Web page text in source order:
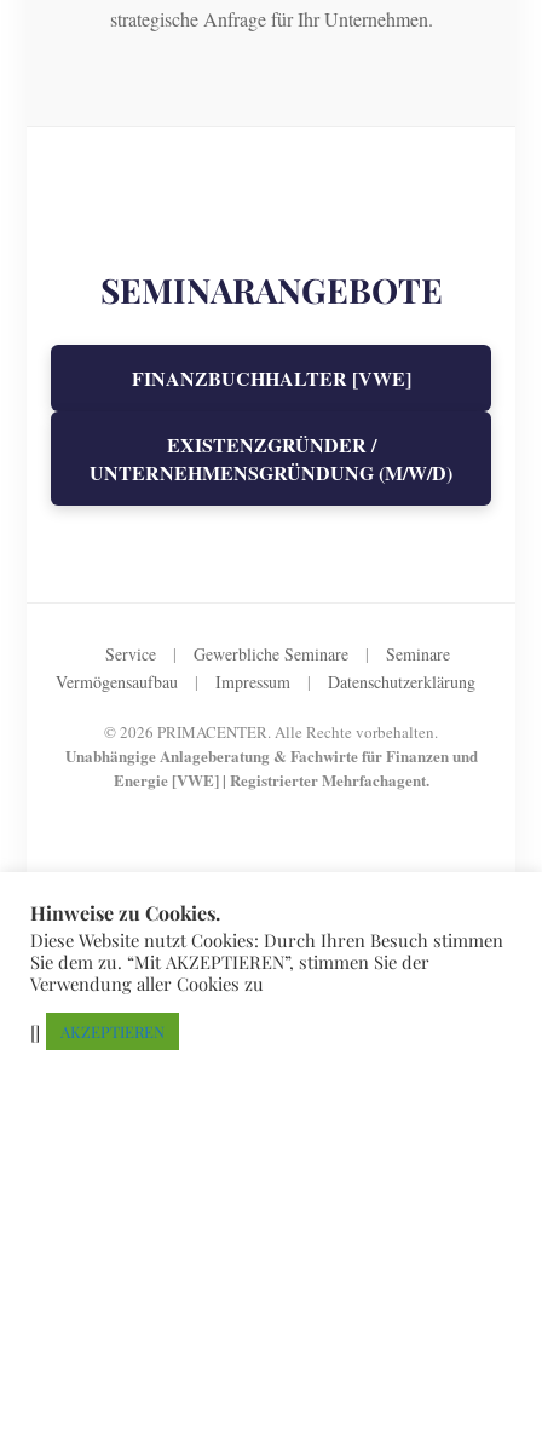
strategische Anfrage für Ihr Unternehmen.
SEMINARANGEBOTE
FINANZBUCHHALTER [VWE]
EXISTENZGRÜNDER /
UNTERNEHMENSGRÜNDUNG (M/W/D)
Service | Gewerbliche Seminare |
Seminare
Vermögensaufbau
| Impressum | Datenschutzerklärung
© 2026 PRIMACENTER. Alle Rechte vorbehalten.
Unabhängige Anlageberatung & Fachwirte für Finanzen und
Energie [VWE] | Registrierter Mehrfachagent.
Hinweise zu Cookies.
Diese Website nutzt Cookies: Durch Ihren Besuch stimmen
Sie dem zu. “Mit AKZEPTIEREN”, stimmen Sie der
Verwendung aller Cookies zu
[]
AKZEPTIEREN